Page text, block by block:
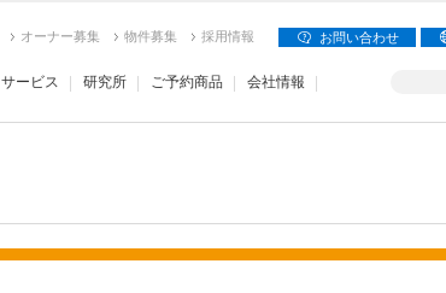
オーナー募集 物件募集 採用情報 お問い合わせ
サービス 研究所 ご予約商品 会社情報